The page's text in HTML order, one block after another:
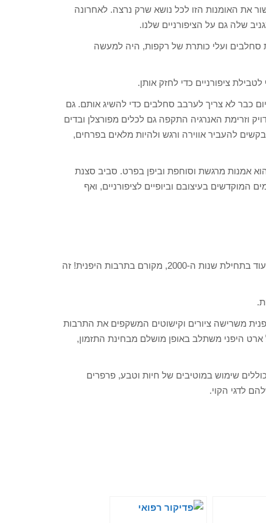
את האומנות הזו לכל נושא שרק נרצה. לאחרונה
שלה גם על הציפורניים שלנו.
סחלבים ועלי כותרת של רקפות, היה למעשה
ציפורניים כדי לחזק אותן.
כבר לא צריך לערבב סחלבים כדי להשיג אותם. גם
וזרימת האנרגיה התקפה גם לכלים מפורצלן ובדים
מבקשים להעביר אווירה ורגש ולהיות מלאים בפרחים,
אמנות מרגשת וסוחפת וביפן בפרט. סביב סצנת
המוקדשים בעיצובם וביופיים לציפורניים, ואף
הידעת? כל אומנות קישוטי התלת מימד (3D) על הציפורניים שראינו עוד בתחילת שנות ה-2000, מקורם בתרבות היפנית! זה
משרישה ציורים וקישוטים המשקפים את התרבות
היפני משתלב באופן מושלם מבחינת התזמון,
שימוש במוטיבים של חיות וטבע, פרפרים
לדגי הקוי.